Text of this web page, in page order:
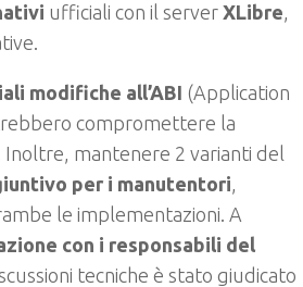
ufficiali con il server XLibre,
modifiche all’ABI (Application
compromettere la
mantenere 2 varianti del
per i manutentori,
le implementazioni. A
con i responsabili del
tecniche è stato giudicato